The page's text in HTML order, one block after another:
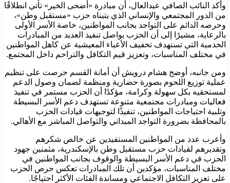
وأكد النائب الصافي عبدالعال، أن مبادرة «أضحى الخير» تأتي انطلاقًا
من الدور المجتمعي والإنساني الذي يتبناه حزب «مستقبل وطن»،
وحرصه الدائم على التواجد بجانب المواطنين، خاصة الأسر الأولى
بالرعاية، مشيرًا إلى أن الحزب يواصل تنفيذ العديد من المبادرات
الخدمية التي تستهدف تخفيف الأعباء المعيشية عن كاهل المواطنين
في مختلف المناسبات، وتعزيز قيم التكافل والتراحم داخل المجتمع.
ومن جانبه، أوضح هشام درويش أن أمانة القسم حرصت على تنظيم
عملية توزيع اللحوم بصورة حضارية ومنظمة لضمان وصول الدعم
لمستحقيه بكل سهولة وكرامة، مؤكدًا أن الحزب مستمر في تنفيذ
فعاليات ومبادرات مجتمعية متنوعة تستهدف دعم الأسر البسيطة
وتلبية احتياجات المواطنين، تنفيذًا لتوجيهات قيادات الحزب
بالمحافظة بضرورة التواجد الميداني والتواصل المباشر مع الأهالي.
وأعرب عدد من المواطنين المستفيدين عن خالص شكرهم
وتقديرهم لقيادات حزب مستقبل وطن بالإسكندرية، مثمنين جهود
الحزب في دعم الأسر البسيطة والوقوف بجانب المواطنين في
مختلف المناسبات، مؤكدين أن تلك المبادرات تعكس حرص الحزب
على تعزيز التكافل الاجتماعي ومساندة الفئات الأكثر احتياجًا.